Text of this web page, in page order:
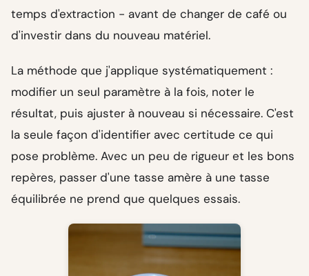
temps d'extraction - avant de changer de café ou
d'investir dans du nouveau matériel.
La méthode que j'applique systématiquement :
modifier un seul paramètre à la fois, noter le
résultat, puis ajuster à nouveau si nécessaire. C'est
la seule façon d'identifier avec certitude ce qui
pose problème. Avec un peu de rigueur et les bons
repères, passer d'une tasse amère à une tasse
équilibrée ne prend que quelques essais.